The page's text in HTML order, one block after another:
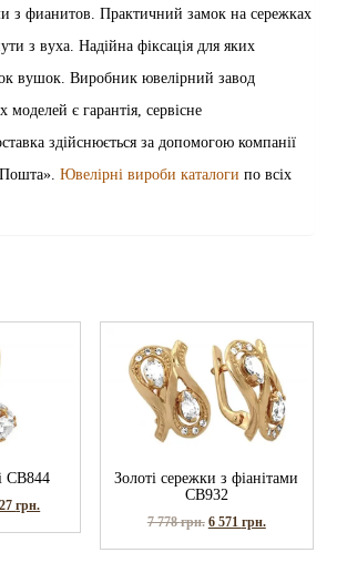
з фианитов. Практичний замок на сережках
з вуха. Надійна фіксація для яких
вушок. Виробник ювелірний завод
моделей є гарантія, сервісне
здійснюється за допомогою компанії
Ювелірні вироби каталоги по всіх
СВ844
грн.
Золоті сережки з фіанітами
СВ932
7 778грн. 6 571 грн.